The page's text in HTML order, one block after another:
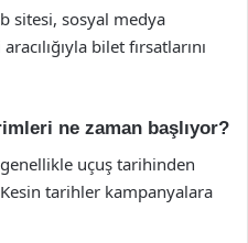
sitesi, sosyal medya
bilet fırsatlarını
ne zaman başlıyor?
uçuş tarihinden
tarihler kampanyalara